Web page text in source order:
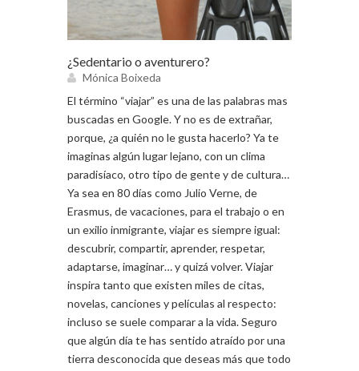
¿Sedentario o aventurero?
Mónica Boixeda
El término “viajar” es una de las palabras mas
buscadas en Google. Y no es de extrañar,
porque, ¿a quién no le gusta hacerlo? Ya te
imaginas algún lugar lejano, con un clima
paradisíaco, otro tipo de gente y de cultura…
Ya sea en 80 días como Julio Verne, de
Erasmus, de vacaciones, para el trabajo o en
un exilio inmigrante, viajar es siempre igual:
descubrir, compartir, aprender, respetar,
adaptarse, imaginar… y quizá volver. Viajar
inspira tanto que existen miles de citas,
novelas, canciones y películas al respecto:
incluso se suele comparar a la vida. Seguro
que algún día te has sentido atraído por una
tierra desconocida que deseas más que todo